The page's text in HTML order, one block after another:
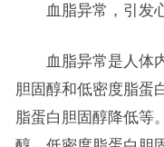
血脂异常，引发心
血脂异常是人体内
胆固醇和低密度脂蛋
脂蛋白胆固醇降低等